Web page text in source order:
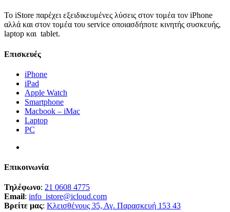
Το iStore παρέχει εξειδικευμένες λύσεις στον τομέα τον iPhone
αλλά και στον τομέα του service οποιασδήποτε κινητής συσκευής,
laptop και tablet.
Επισκευές
iPhone
iPad
Apple Watch
Smartphone
Macbook – iMac
Laptop
PC
Επικοινωνία
Τηλέφωνο: 21 0608 4775
Email: info_istore@icloud.com
Βρείτε μας: Κλεισθένους 35, Αγ. Παρασκευή 153 43